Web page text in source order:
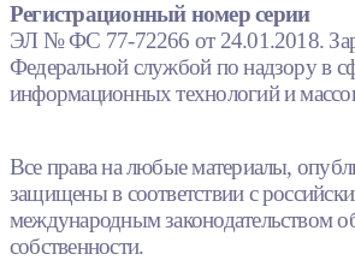
Регистрационный номер серии
ЭЛ № ФС 77-72266 от 24.01.2018.
Федеральной службой по надзору в
информационных технологий и
Все права на любые материалы,
защищены в соответствии с
международным законодательством
собственности.